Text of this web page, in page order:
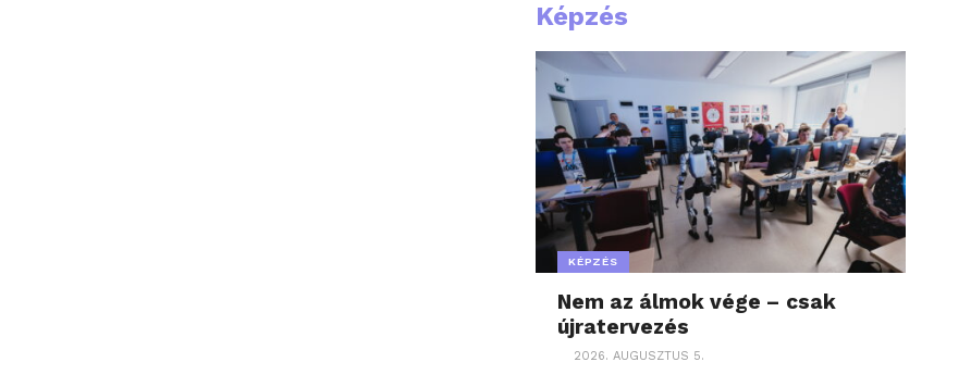
Képzés
KÉPZÉS
Nem az álmok vége – csak
újratervezés
2026. AUGUSZTUS 5.